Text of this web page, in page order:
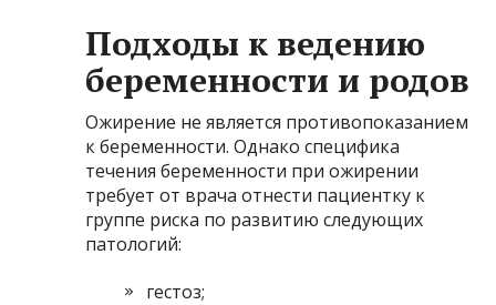
Подходы к ведению
беременности и родов
Ожирение не является противопоказанием
к беременности. Однако специфика
течения беременности при ожирении
требует от врача отнести пациентку к
группе риска по развитию следующих
патологий:
гестоз;